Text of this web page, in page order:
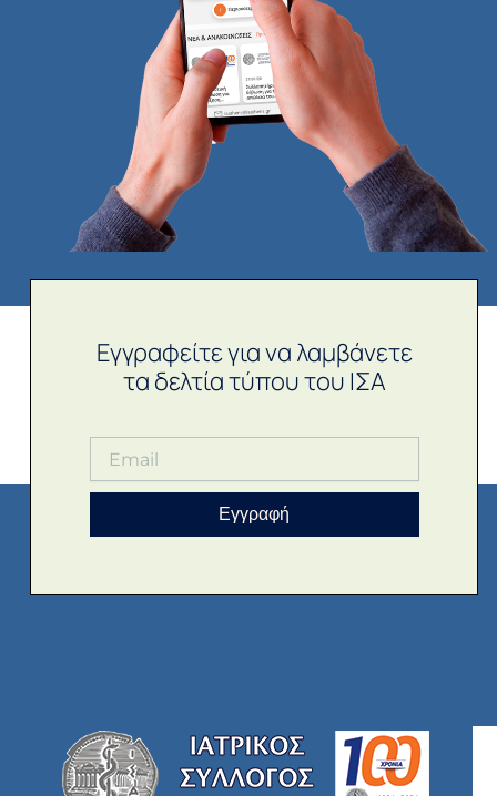
Εγγραφείτε για να λαμβάνετε
τα δελτία τύπου του ΙΣΑ
Εγγραφή